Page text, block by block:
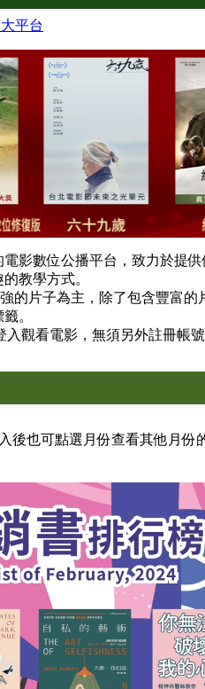
平台
影數位公播平台，致力於提
教學方式。
的片子為主，除了包含豐富的
。
觀看電影，無須另外註冊帳
後也可點選月份查看其他月份